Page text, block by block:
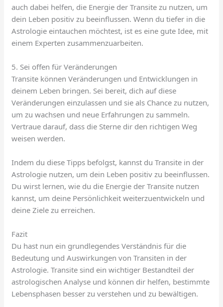
auch dabei helfen, die Energie der Transite zu nutzen, um
dein Leben positiv zu beeinflussen. Wenn du tiefer in die
Astrologie eintauchen möchtest, ist es eine gute Idee, mit
einem Experten zusammenzuarbeiten.
5. Sei offen für Veränderungen
Transite können Veränderungen und Entwicklungen in
deinem Leben bringen. Sei bereit, dich auf diese
Veränderungen einzulassen und sie als Chance zu nutzen,
um zu wachsen und neue Erfahrungen zu sammeln.
Vertraue darauf, dass die Sterne dir den richtigen Weg
weisen werden.
Indem du diese Tipps befolgst, kannst du Transite in der
Astrologie nutzen, um dein Leben positiv zu beeinflussen.
Du wirst lernen, wie du die Energie der Transite nutzen
kannst, um deine Persönlichkeit weiterzuentwickeln und
deine Ziele zu erreichen.
Fazit
Du hast nun ein grundlegendes Verständnis für die
Bedeutung und Auswirkungen von Transiten in der
Astrologie. Transite sind ein wichtiger Bestandteil der
astrologischen Analyse und können dir helfen, bestimmte
Lebensphasen besser zu verstehen und zu bewältigen.